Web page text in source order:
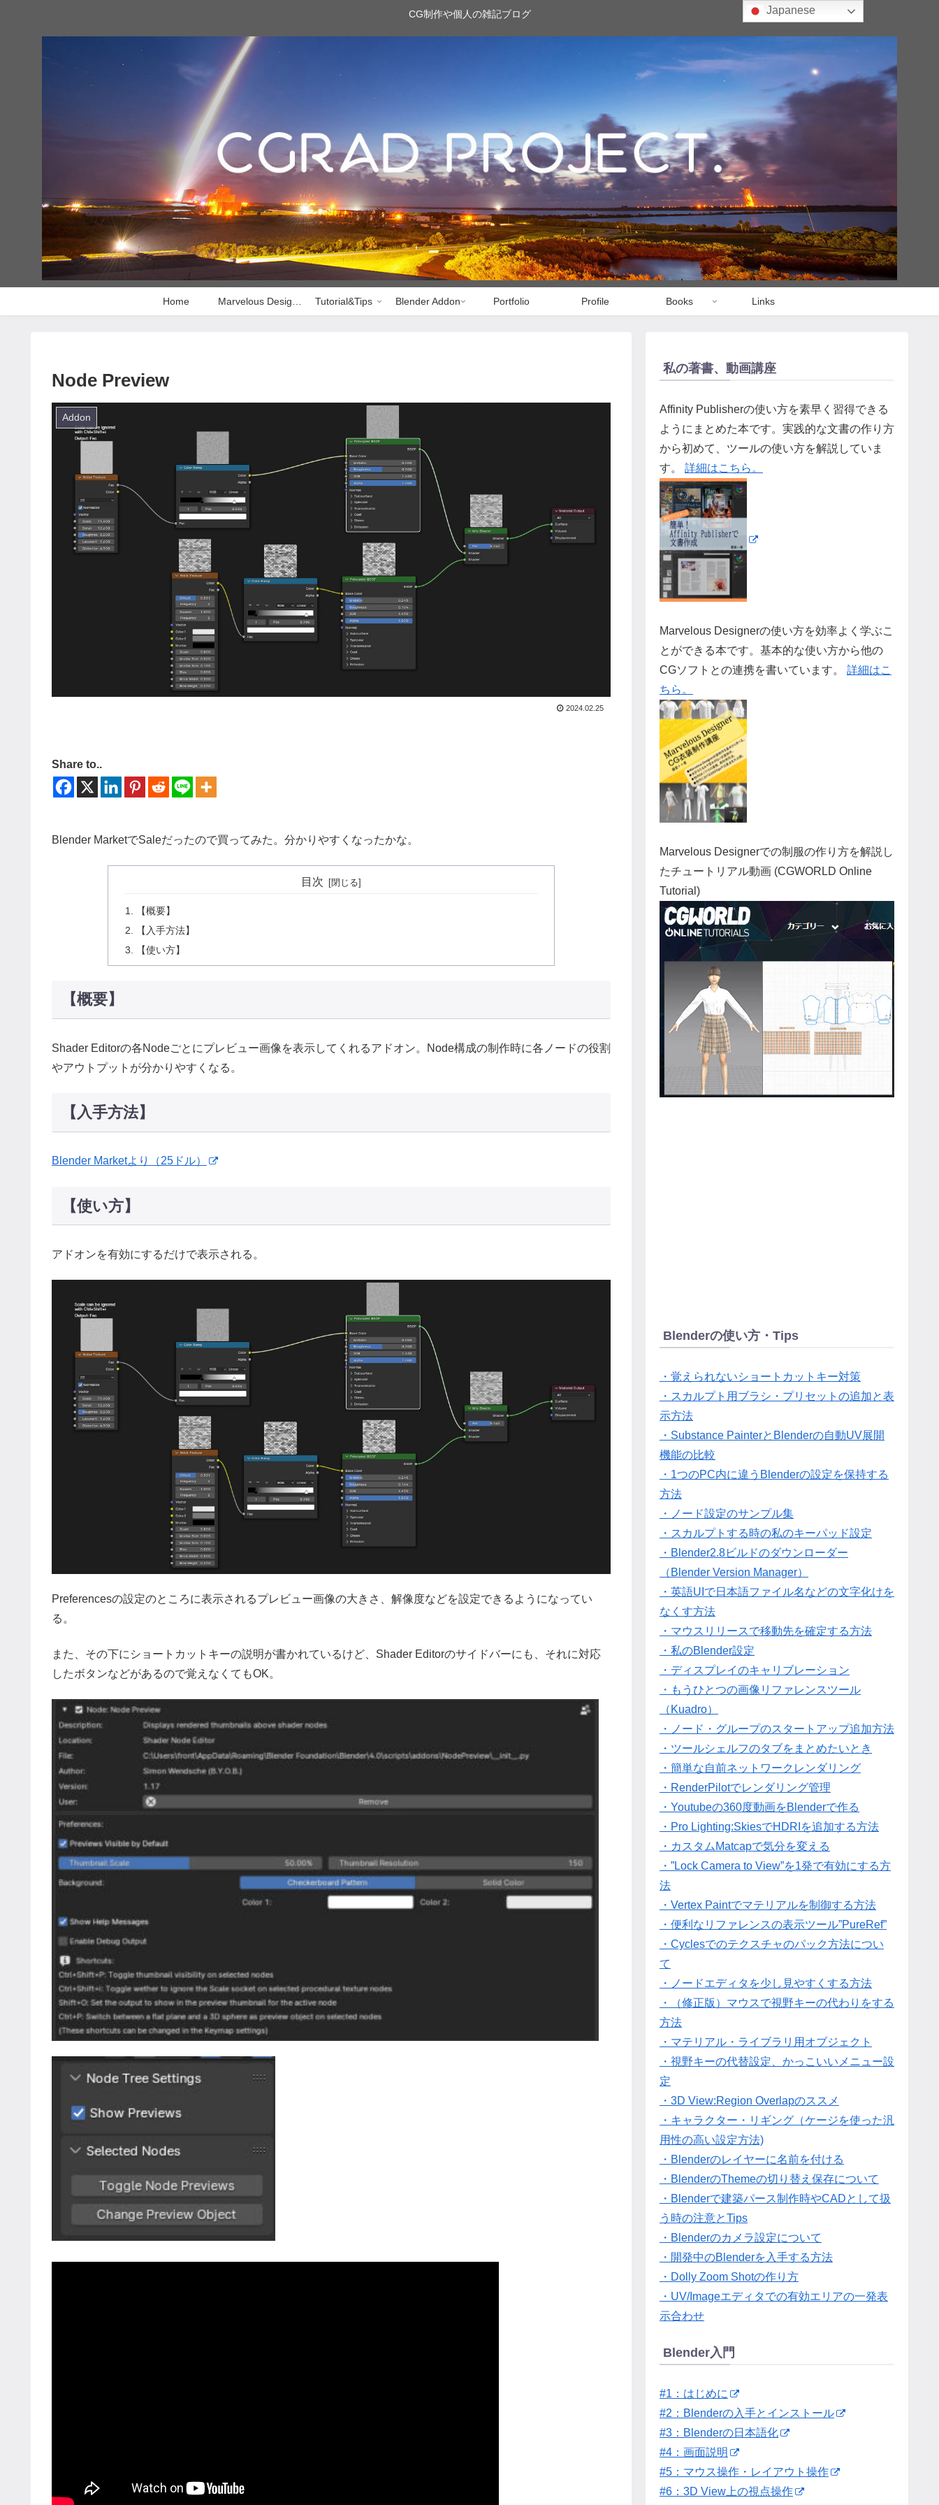
CG制作や個人の雑記ブログ
Home Tutorial&Tips Blender Addon Portfolio Profile Books Links
Node Preview
Addon
2024.02.25
Share to..
Blender MarketでSaleだったので買ってみた。分かりやすくなったかな。
目次
【概要】
【入手方法】
【使い方】
【概要】
Shader Editorの各Nodeごとにプレビュー画像を表示してくれるアドオン。Node構成の制作時に各ノードの役割
やアウトプットが分かりやすくなる。
【入手方法】
Blender Marketより（25ドル）
【使い方】
アドオンを有効にするだけで表示される。
Preferencesの設定のところに表示されるプレビュー画像の大きさ、解像度などを設定できるようになってい
る。
また、その下にショートカットキーの説明が書かれているけど、Shader Editorのサイドバーにも、それに対応
したボタンなどがあるので覚えなくてもOK。
私の著書、動画講座
Affinity Publisherの使い方を素早く習得できる
ようにまとめた本です。実践的な文書の作り方
から初めて、ツールの使い方を解説していま
す。 詳細はこちら。
Marvelous Designerの使い方を効率よく学ぶこ
とができる本です。基本的な使い方から他の
CGソフトとの連携を書いています。 詳細はこ
ちら。
Marvelous Designerでの制服の作り方を解説し
たチュートリアル動画 (CGWORLD Online
Tutorial)
Blenderの使い方・Tips
・覚えられないショートカットキー対策
・スカルプト用ブラシ・プリセットの追加と表
示方法
・Substance PainterとBlenderの自動UV展開
機能の比較
・1つのPC内に違うBlenderの設定を保持する
方法
・ノード設定のサンプル集
・スカルプトする時の私のキーパッド設定
・Blender2.8ビルドのダウンローダー
（Blender Version Manager）
・英語UIで日本語ファイル名などの文字化けを
なくす方法
・マウスリリースで移動先を確定する方法
・私のBlender設定
・ディスプレイのキャリブレーション
・もうひとつの画像リファレンスツール
（Kuadro）
・ノード・グループのスタートアップ追加方法
・ツールシェルフのタブをまとめたいとき
・簡単な自前ネットワークレンダリング
・RenderPilotでレンダリング管理
・Youtubeの360度動画をBlenderで作る
・Pro Lighting:SkiesでHDRIを追加する方法
・カスタムMatcapで気分を変える
・”Lock Camera to View”を1発で有効にする方
法
・Vertex Paintでマテリアルを制御する方法
・便利なリファレンスの表示ツール”PureRef”
・Cyclesでのテクスチャのパック方法につい
て
・ノードエディタを少し見やすくする方法
・（修正版）マウスで視野キーの代わりをする
方法
・マテリアル・ライブラリ用オブジェクト
・視野キーの代替設定、かっこいいメニュー設
定
・3D View:Region Overlapのススメ
・キャラクター・リギング（ケージを使った汎
用性の高い設定方法)
・Blenderのレイヤーに名前を付ける
・BlenderのThemeの切り替え保存について
・Blenderで建築パース制作時やCADとして扱
う時の注意とTips
・Blenderのカメラ設定について
・開発中のBlenderを入手する方法
・Dolly Zoom Shotの作り方
・UV/Imageエディタでの有効エリアの一発表
示合わせ
Blender入門
#1：はじめに
#2：Blenderの入手とインストール
#3：Blenderの日本語化
#4：画面説明
#5：マウス操作・レイアウト操作
#6：3D View上の視点操作
Japanese